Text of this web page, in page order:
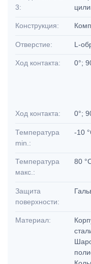
3:
Конструкция:
Отверстие: L-
Ход контакта: 0°;
Ход контакта: 0°;
Температура
min.:
-10
Температура
макс.:
80
Защита
поверхности:
Материал: